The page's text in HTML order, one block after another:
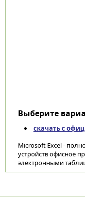
Выберите
скачать с
Microsoft Excel -
устройств офисное
электронными